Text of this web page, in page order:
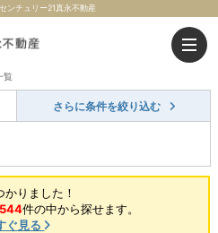
ンチュリー21真永不動産
覧
さらに条件を絞り込む
かりました！
544件の中から探せます。
ぐ見る